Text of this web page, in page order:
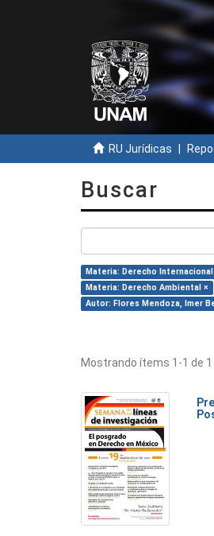
RU Jurídicas
Buscar
Materia: Derecho Internacional
Materia: Derecho Ambiental ×
Autor: Flores Mendoza, Imer
Mostrando ítems 1-1 de 1